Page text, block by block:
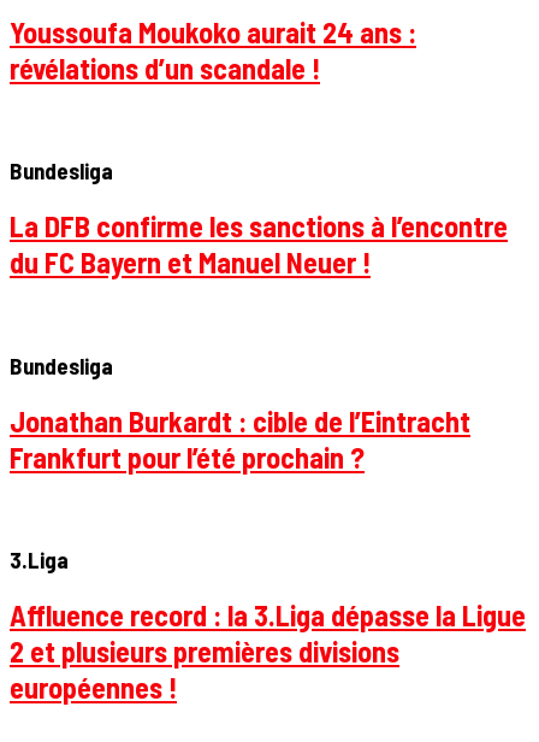
Youssoufa Moukoko aurait 24 ans :
révélations d’un scandale !
Bundesliga
La DFB confirme les sanctions à l’encontre
du FC Bayern et Manuel Neuer !
Bundesliga
Jonathan Burkardt : cible de l’Eintracht
Frankfurt pour l’été prochain ?
3.Liga
Affluence record : la 3.Liga dépasse la Ligue
2 et plusieurs premières divisions
européennes !